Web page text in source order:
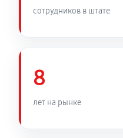
Замена ТЭН
450 руб
сотрудников в штате
8
лет на рынке